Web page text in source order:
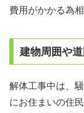
費用がかかる為
建物周囲や
解体工事中は、
にお住まいの住